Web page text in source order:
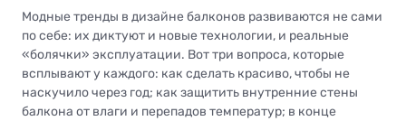
Модные тренды в дизайне балконов развиваются не сами
по себе: их диктуют и новые технологии, и реальные
«болячки» эксплуатации. Вот три вопроса, которые
всплывают у каждого: как сделать красиво, чтобы не
наскучило через год; как защитить внутренние стены
балкона от влаги и перепадов температур; в конце